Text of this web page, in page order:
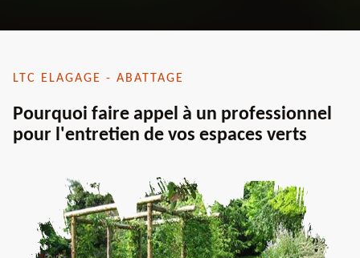
LTC ELAGAGE - ABATTAGE
Pourquoi faire appel à un professionnel
pour l'entretien de vos espaces verts